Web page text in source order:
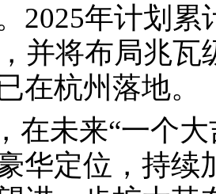
2025年计划累
并将布局兆
在杭州落地。
在未来“一个
华定位，持续